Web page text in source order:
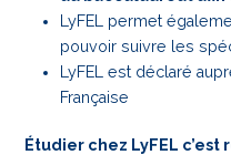
LyFEL permet
pouvoir suivre les
LyFEL est déclaré
Française
Étudier chez LyFEL